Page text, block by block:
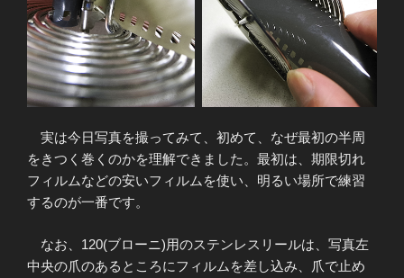
実は今日写真を撮ってみて、初めて、なぜ最初の半周
をきつく巻くのかを理解できました。最初は、期限切れ
フィルムなどの安いフィルムを使い、明るい場所で練習
するのが一番です。
なお、120(ブローニ)用のステンレスリールは、写真左
中央の爪のあるところにフィルムを差し込み、爪で止め